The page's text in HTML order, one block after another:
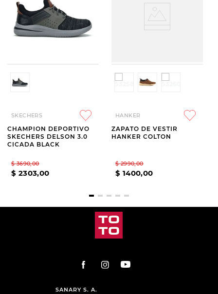
SKECHERS
CHAMPION DEPORTIVO
SKECHERS DELSON 3.0
CICADA BLACK
$ 3690,00
$ 2303,00
HANKER
ZAPATO DE VESTIR
HANKER COLTON
$ 2990,00
$ 1400,00
SANARY S. A.